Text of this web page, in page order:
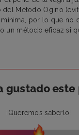
Método Ogino
mínima, por lo que no
un método eficaz si
gustado este
¡Queremos saberlo!